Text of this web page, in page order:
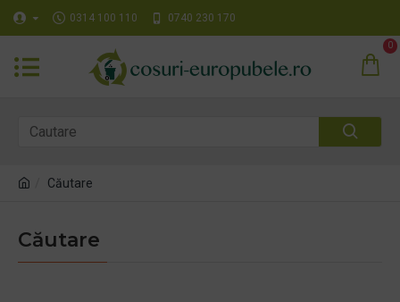
0314 100 110 0740 230 170
0
Căutare
Căutare